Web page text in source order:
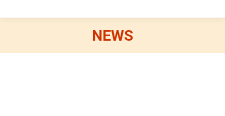
NEWS